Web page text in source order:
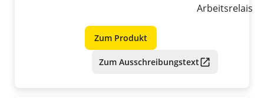
Arbeitsrelais
Zum Produkt
Zum Ausschreibungstext